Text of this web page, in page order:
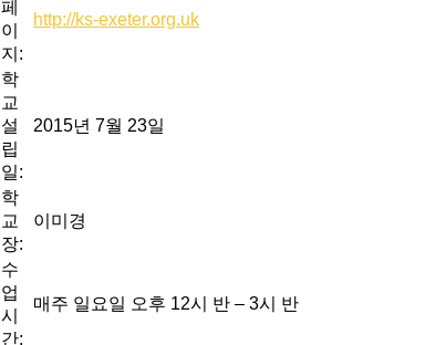
페
이
지:
http://ks-exeter.org.uk
학
교
설
립
일:
2015년 7월 23일
학
교
장:
이미경
수
업
시
간:
매주 일요일 오후 12시 반 – 3시 반